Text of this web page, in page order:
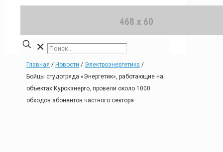
✕
Главная / Новости / Электроэнергетика /
Бойцы студотряда «Энергетик», работающие на
объектах Курскэнерго, провели около 1000
обходов абонентов частного сектора